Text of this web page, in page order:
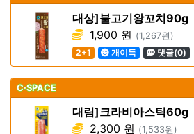
대상]불고기왕꼬치90g
1,900 원 (1,267원)
2+1
개이득 댓글(0)
C·SPACE
대림]크라비아스틱60g
2,300 원 (1,533원)